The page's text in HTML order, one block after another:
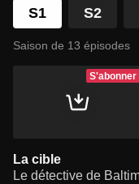
S1 S2
Saison de 13 épisodes
S'abonner
La cible
Le détective de